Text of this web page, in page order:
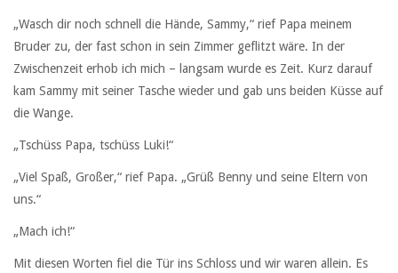
„Wasch dir noch schnell die Hände, Sammy,“ rief Papa meinem
Bruder zu, der fast schon in sein Zimmer geflitzt wäre. In der
Zwischenzeit erhob ich mich – langsam wurde es Zeit. Kurz darauf
kam Sammy mit seiner Tasche wieder und gab uns beiden Küsse auf
die Wange.
„Tschüss Papa, tschüss Luki!“
„Viel Spaß, Großer,“ rief Papa. „Grüß Benny und seine Eltern von
uns.“
„Mach ich!“
Mit diesen Worten fiel die Tür ins Schloss und wir waren allein. Es